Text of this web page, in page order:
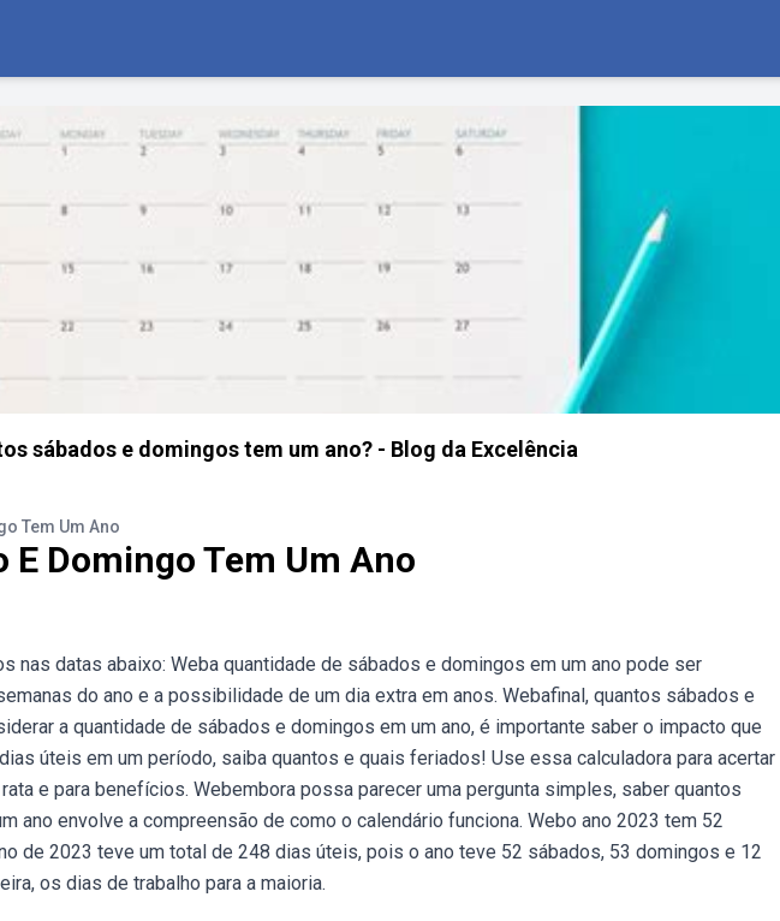
sábados e domingos tem um ano? - Blog da Excelência
Tem Um Ano
E Domingo Tem Um Ano
nas datas abaixo: Weba quantidade de sábados e domingos em um ano pode ser
do ano e a possibilidade de um dia extra em anos. Webafinal, quantos sábados e
a quantidade de sábados e domingos em um ano, é importante saber o impacto que
úteis em um período, saiba quantos e quais feriados! Use essa calculadora para acertar
e para benefícios. Webembora possa parecer uma pergunta simples, saber quantos
ano envolve a compreensão de como o calendário funciona. Webo ano 2023 tem 52
de 2023 teve um total de 248 dias úteis, pois o ano teve 52 sábados, 53 domingos e 12
os dias de trabalho para a maioria.